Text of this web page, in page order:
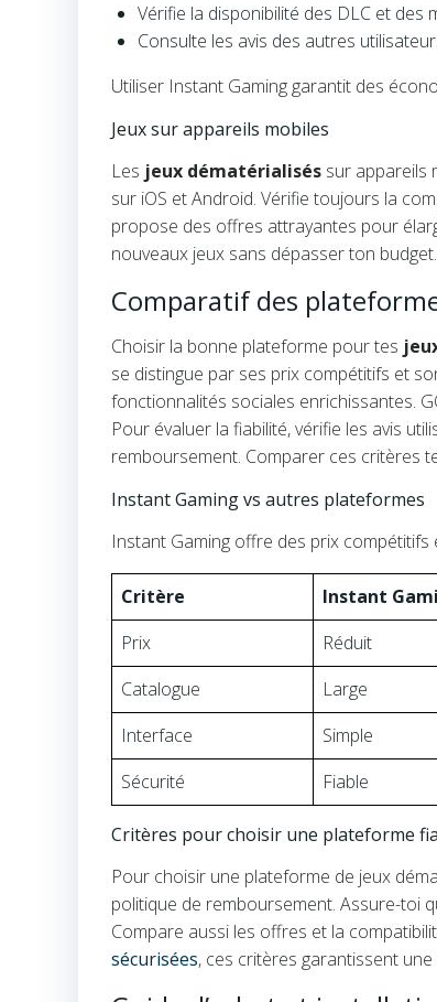
Vérifie la disponibilité des DLC et des
Consulte les avis des autres
Utiliser Instant Gaming garantit des
Jeux sur appareils mobiles
Les jeux dématérialisés sur appareils
sur iOS et Android. Vérifie toujours la
propose des offres attrayantes pour
nouveaux jeux sans dépasser ton
Comparatif des
Choisir la bonne plateforme pour tes
se distingue par ses prix compétitifs et
fonctionnalités sociales enrichissantes.
Pour évaluer la fiabilité, vérifie les avis
remboursement. Comparer ces critères
Instant Gaming vs autres plateformes
Instant Gaming offre des prix compétitifs
Critère Instant
Prix
Réduit
Catalogue
Large
Interface
Simple
Sécurité
Fiable
Critères pour choisir une plateforme
Pour choisir une plateforme de jeux
politique de remboursement. Assure-toi
Compare aussi les offres et la
sécurisées, ces critères garantissent